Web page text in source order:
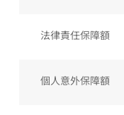
法律責任保障額
個人意外保障額